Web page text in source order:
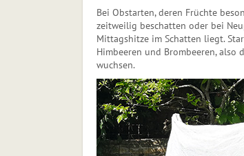
Bei Obstarten, deren Früchte
zeitweilig beschatten oder bei
Mittagshitze im Schatten liegt.
Himbeeren und Brombeeren, also
wuchsen.